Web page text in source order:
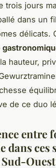
trois jours
dans un
délicats.
hauteur,
de ce duo
entre
dans ces